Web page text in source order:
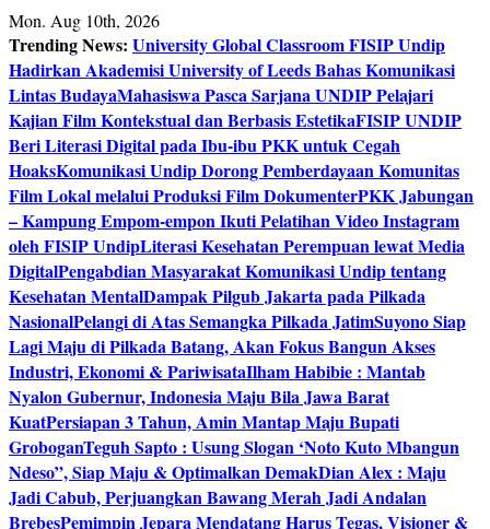
Skip
to
content
Mon. Aug 10th, 2026
Trending News: University Global Classroom FISIP Undip
Hadirkan Akademisi University of Leeds Bahas Komunikasi
Lintas BudayaMahasiswa Pasca Sarjana UNDIP Pelajari
Kajian Film Kontekstual dan Berbasis EstetikaFISIP UNDIP
Beri Literasi Digital pada Ibu-ibu PKK untuk Cegah
HoaksKomunikasi Undip Dorong Pemberdayaan Komunitas
Film Lokal melalui Produksi Film DokumenterPKK Jabungan
– Kampung Empom-empon Ikuti Pelatihan Video Instagram
oleh FISIP UndipLiterasi Kesehatan Perempuan lewat Media
DigitalPengabdian Masyarakat Komunikasi Undip tentang
Kesehatan MentalDampak Pilgub Jakarta pada Pilkada
NasionalPelangi di Atas Semangka Pilkada JatimSuyono Siap
Lagi Maju di Pilkada Batang, Akan Fokus Bangun Akses
Industri, Ekonomi & PariwisataIlham Habibie : Mantab
Nyalon Gubernur, Indonesia Maju Bila Jawa Barat
KuatPersiapan 3 Tahun, Amin Mantap Maju Bupati
GroboganTeguh Sapto : Usung Slogan ‘Noto Kuto Mbangun
Ndeso”, Siap Maju & Optimalkan DemakDian Alex : Maju
Jadi Cabub, Perjuangkan Bawang Merah Jadi Andalan
BrebesPemimpin Jepara Mendatang Harus Tegas, Visioner &